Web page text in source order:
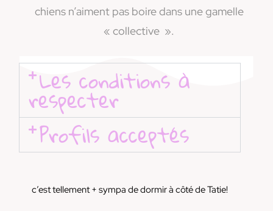
chiens n’aiment pas boire dans une gamelle
« collective ».
Les conditions à
respecter
Profils acceptés
c’est tellement + sympa de dormir à côté de Tatie!